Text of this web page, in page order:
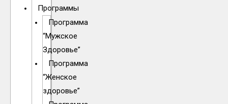
Программы
Программа
“Мужское
Здоровье”
Программа
“Женское
здоровье”